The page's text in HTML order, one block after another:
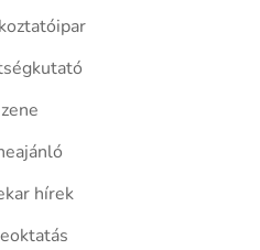
zene
hírek